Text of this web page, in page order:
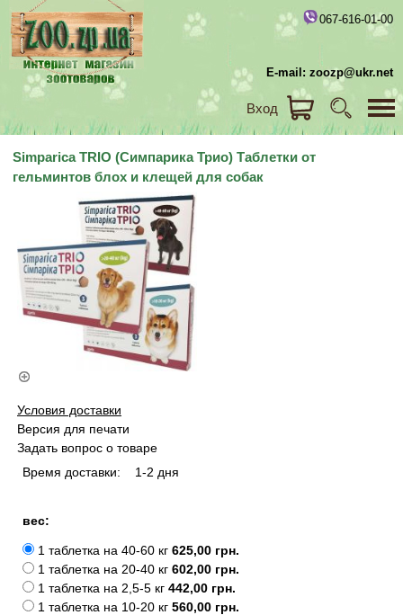
067-616-01-00
E-mail: zoozp@ukr.net
Вход
Simparica TRIO (Симпарика Трио) Таблетки от
гельминтов блох и клещей для собак
Условия доставки
Версия для печати
Задать вопрос о товаре
Время доставки:
1-2 дня
вес:
1 таблетка на 40-60 кг 625,00 грн.
1 таблетка на 20-40 кг 602,00 грн.
1 таблетка на 2,5-5 кг 442,00 грн.
1 таблетка на 10-20 кг 560,00 грн.